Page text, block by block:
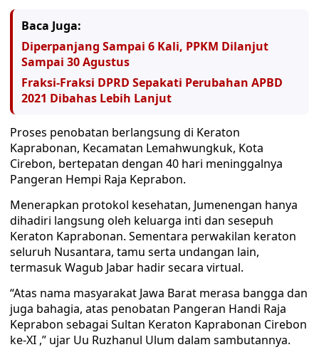
Baca Juga:
Diperpanjang Sampai 6 Kali, PPKM Dilanjut
Sampai 30 Agustus
Fraksi-Fraksi DPRD Sepakati Perubahan APBD
2021 Dibahas Lebih Lanjut
Proses penobatan berlangsung di Keraton
Kaprabonan, Kecamatan Lemahwungkuk, Kota
Cirebon, bertepatan dengan 40 hari meninggalnya
Pangeran Hempi Raja Keprabon.
Menerapkan protokol kesehatan, Jumenengan hanya
dihadiri langsung oleh keluarga inti dan sesepuh
Keraton Kaprabonan. Sementara perwakilan keraton
seluruh Nusantara, tamu serta undangan lain,
termasuk Wagub Jabar hadir secara virtual.
“Atas nama masyarakat Jawa Barat merasa bangga dan
juga bahagia, atas penobatan Pangeran Handi Raja
Keprabon sebagai Sultan Keraton Kaprabonan Cirebon
ke-XI ,” ujar Uu Ruzhanul Ulum dalam sambutannya.